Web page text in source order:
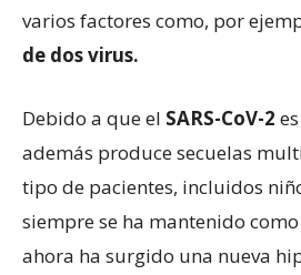
varios factores como, por
de dos virus.
Debido a que el SARS-CoV-2
además produce secuelas
tipo de pacientes, incluidos
siempre se ha mantenido
ahora ha surgido una nueva